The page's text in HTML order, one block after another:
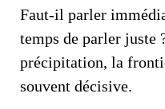
Faut-il parler
temps de parler juste
précipitation, la
souvent décisive.